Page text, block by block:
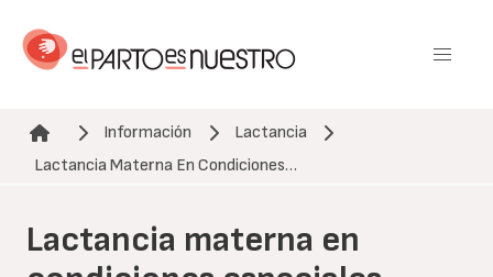
contenido
Ruta de navegación
Información
Lactancia
Lactancia Materna En Condiciones…
Lactancia materna en